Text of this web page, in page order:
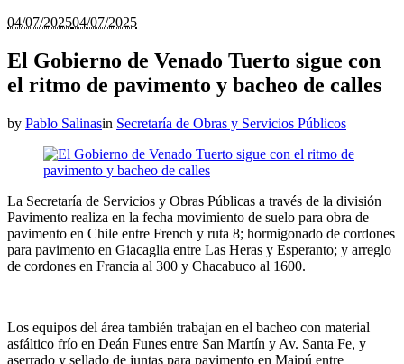
04/07/202504/07/2025
El Gobierno de Venado Tuerto sigue con
el ritmo de pavimento y bacheo de calles
by Pablo Salinasin Secretaría de Obras y Servicios Públicos
La Secretaría de Servicios y Obras Públicas a través de la división
Pavimento realiza en la fecha movimiento de suelo para obra de
pavimento en Chile entre French y ruta 8; hormigonado de cordones
para pavimento en Giacaglia entre Las Heras y Esperanto; y arreglo
de cordones en Francia al 300 y Chacabuco al 1600.
Los equipos del área también trabajan en el bacheo con material
asfáltico frío en Deán Funes entre San Martín y Av. Santa Fe, y
aserrado y sellado de juntas para pavimento en Maipú entre